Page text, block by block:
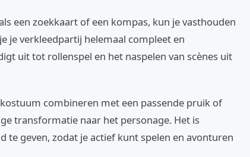
een zoekkaart of een kompas, kun je vasthouden
je verkleedpartij helemaal compleet en
uit tot rollenspel en het naspelen van scènes uit
combineren met een passende pruik of
transformatie naar het personage. Het is
te geven, zodat je actief kunt spelen en avonturen